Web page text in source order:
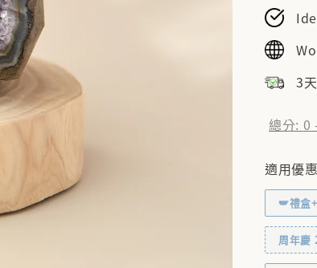
3
總分: 0
適用優惠
🪽禮盒
周年慶